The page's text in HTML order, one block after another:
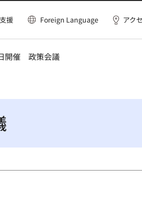
援 Foreign Language アク
開催 政策会議